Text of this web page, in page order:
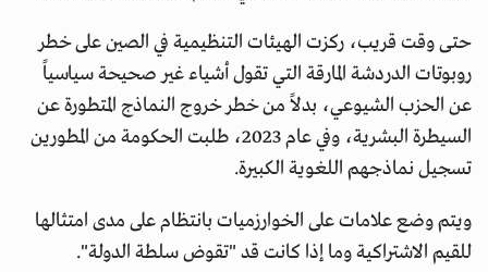
حتى وقت قريب، ركزت الهيئات التنظيمية في الصين على خطر
روبوتات الدردشة المارقة التي تقول أشياء غير صحيحة سياسياً
عن الحزب الشيوعي، بدلاً من خطر خروج النماذج المتطورة عن
السيطرة البشرية، وفي عام 2023، طلبت الحكومة من المطورين
تسجيل نماذجهم اللغوية الكبيرة.
ويتم وضع علامات على الخوارزميات بانتظام على مدى امتثالها
للقيم الاشتراكية وما إذا كانت قد "تقوض سلطة الدولة".